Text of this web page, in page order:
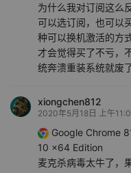
为什么我对订阅这么
可以选订阅，也可以
种可以换机激活的方
才会觉得买了不亏，
统奔溃重装系统就废了
xiongchen812
2020年5月18日 上午
Google Chrome
10 x64 Edition
麦克杀病毒太牛了，